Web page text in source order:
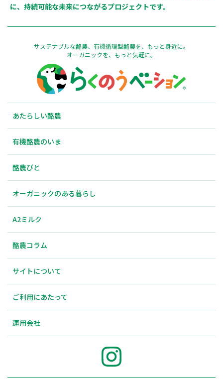
に、持続可能な未来につながるプロジェクトです。
サステナブルな酪農、有機循環型酪農を、もっと身近に。
オーガニックを、もっと気軽に。
あたらしい酪農
有機酪農のいま
酪農びと
オーガニックのある暮らし
A2ミルク
酪農コラム
サイトについて
ご利用にあたって
運用会社